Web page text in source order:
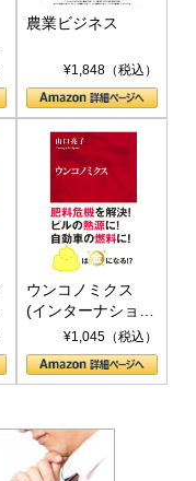
農業ビジネス
¥1,848（税込）
ウンコノミクス
(インターナショナ
ル新書)¥1,045（税込）